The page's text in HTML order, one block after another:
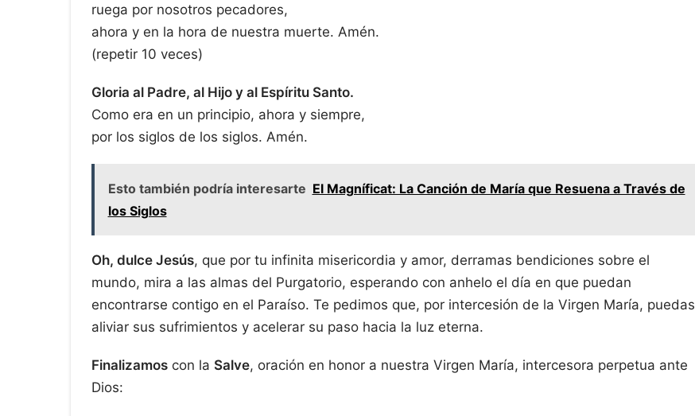
ruega por nosotros pecadores,
ahora y en la hora de nuestra muerte. Amén.
(repetir 10 veces)
Gloria al Padre, al Hijo y al Espíritu Santo.
Como era en un principio, ahora y siempre,
por los siglos de los siglos. Amén.
Esto también podría interesarte El Magníficat: La Canción de María que Resuena a Través de
los Siglos
Oh, dulce Jesús, que por tu infinita misericordia y amor, derramas bendiciones sobre el
mundo, mira a las almas del Purgatorio, esperando con anhelo el día en que puedan
encontrarse contigo en el Paraíso. Te pedimos que, por intercesión de la Virgen María, puedas
aliviar sus sufrimientos y acelerar su paso hacia la luz eterna.
Finalizamoscon la Salve, oración en honor a nuestra Virgen María, intercesora perpetua ante
Dios: